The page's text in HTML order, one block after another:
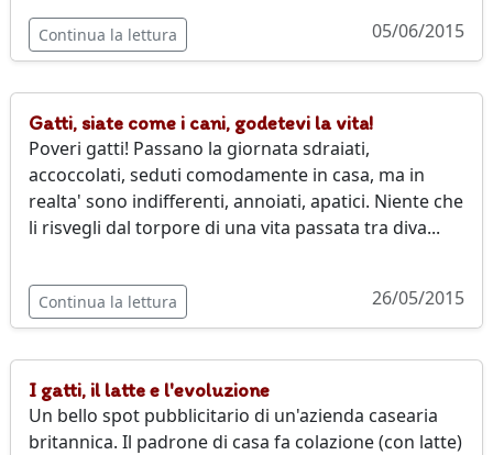
Continua la lettura 05/06/2015
Gatti, siate come i cani, godetevi la vita!
Poveri gatti! Passano la giornata sdraiati,
accoccolati, seduti comodamente in casa, ma in
realta' sono indifferenti, annoiati, apatici. Niente che
li risvegli dal torpore di una vita passata tra diva...
Continua la lettura 26/05/2015
I gatti, il latte e l'evoluzione
Un bello spot pubblicitario di un'azienda casearia
britannica. Il padrone di casa fa colazione (con latte)